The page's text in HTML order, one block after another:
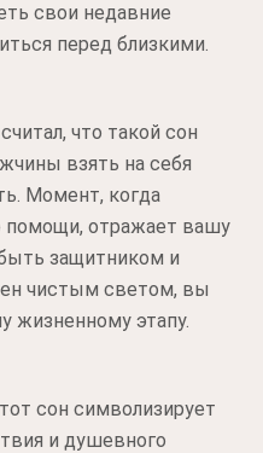
свои недавние
перед близкими.
что такой сон
взять на себя
Момент, когда
отражает вашу
защитником и
чистым светом, вы
жизненному этапу.
сон символизирует
и душевного